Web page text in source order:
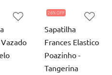
26%
Sapatilha
Frances Elastico
Poazinho -
Tangerina